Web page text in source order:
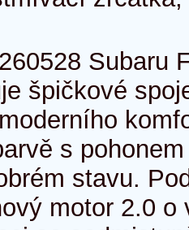
Subaru
špičkové
s
stavu.
motor 2.0 o